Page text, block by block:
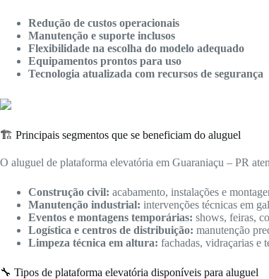
Redução de custos operacionais
Manutenção e suporte inclusos
Flexibilidade na escolha do modelo adequado
Equipamentos prontos para uso
Tecnologia atualizada com recursos de segurança
🏗️ Principais segmentos que se beneficiam do aluguel
O aluguel de plataforma elevatória em Guaraniaçu – PR
Construção civil: acabamento, instalações e
Manutenção industrial: intervenções técnicas em
Eventos e montagens temporárias: shows, feiras,
Logística e centros de distribuição: manutenção
Limpeza técnica em altura: fachadas, vidraçarias e
🔧 Tipos de plataforma elevatória disponíveis para aluguel